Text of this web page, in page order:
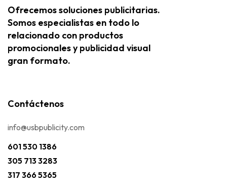
Ofrecemos soluciones publicitarias.
Somos especialistas en todo lo
relacionado con productos
promocionales y publicidad visual
gran formato.
Contáctenos
info@usbpublicity.com
601 530 1386
305 713 3283
317 366 5365